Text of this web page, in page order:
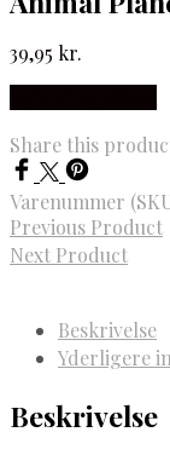
39,95 kr.
Share this
Varenummer
Previous Product
Next Product
Beskrivelse
Yderligere
Beskrivelse